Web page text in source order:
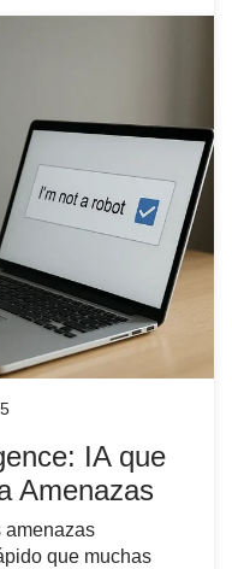
IA que
Amenazas
amenazas
que muchas